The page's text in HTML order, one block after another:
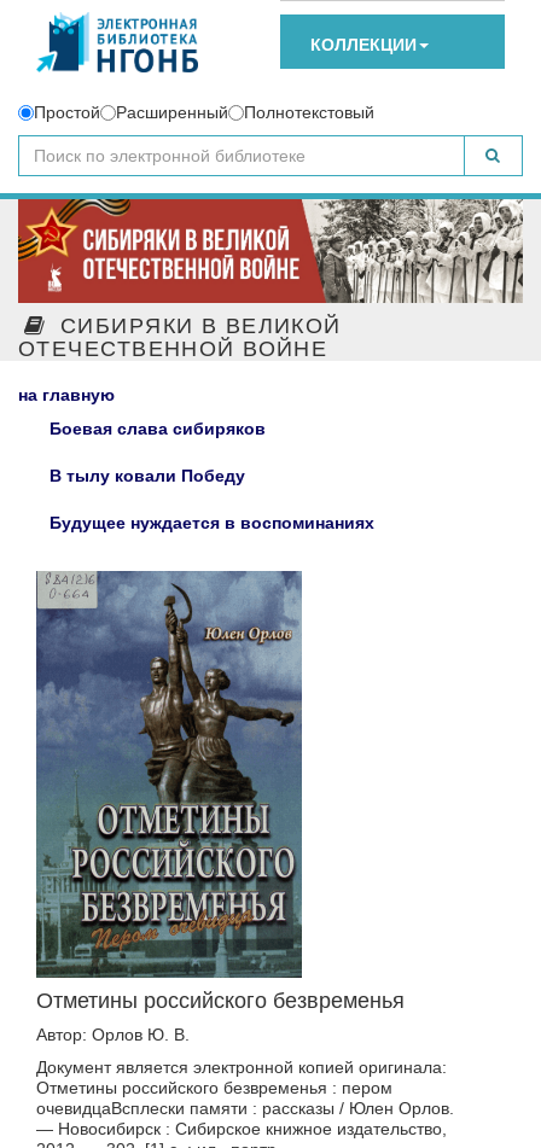
КОЛЛЕКЦИИ
Простой Расширенный Полнотекстовый
СИБИРЯКИ В ВЕЛИКОЙ
ОТЕЧЕСТВЕННОЙ ВОЙНЕ
на главную
Боевая слава сибиряков
В тылу ковали Победу
Будущее нуждается в воспоминаниях
Отметины российского безвременья
Автор: Орлов Ю. В.
Документ является электронной копией оригинала:
Отметины российского безвременья : пером
очевидцаВсплески памяти : рассказы / Юлен Орлов.
— Новосибирск : Сибирское книжное издательство,